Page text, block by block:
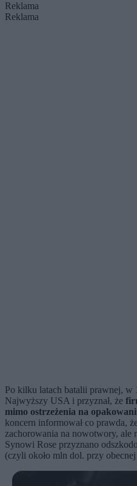
Reklama
Reklama
Po kilku latach batalii prawnej, w
Najwyższy USA i przyznał, że
mimo ostrzeżenia na
koncern informował co prawda,
zachorowania na nowotwory, ale
Synowi Rose przyznano
(czyli około mln dol. przy